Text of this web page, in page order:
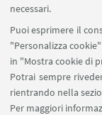
necessari.
Puoi esprimere il
"Personalizza
in "Mostra cookie di
Potrai sempre
rientrando nella
Per maggiori